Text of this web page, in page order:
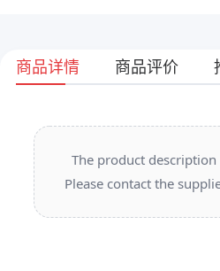
商品详情 商品评价
The product
Please contact the